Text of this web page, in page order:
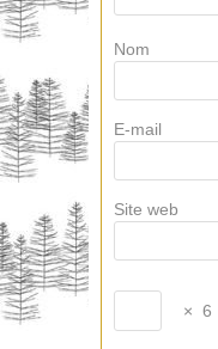
Nom
E-mail
Site web
× 6